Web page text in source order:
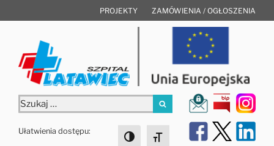
do
PROJEKTY ZAMÓWIENIA / OGŁOSZENIA
Szukaj:
Szukaj
Ułatwienia dostępu:
Toggle High Contrast
Toggle Font size